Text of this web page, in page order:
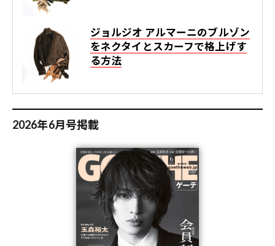
ジョルジオ アルマーニのブルゾン
をネクタイとスカーフで格上げす
る方法
2026年6月号掲載